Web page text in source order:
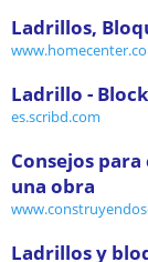
Ladrillos,
Ladrillo -
es.scribd.com
Consejos
una obra
Ladrillos y